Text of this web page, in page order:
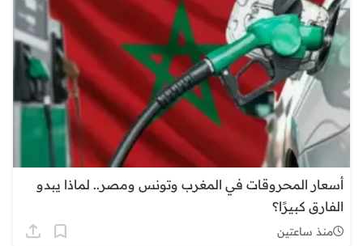
أسعار المحروقات في المغرب وتونس ومصر.. لماذا يبدو
الفارق كبيرًا؟
منذ ساعتين